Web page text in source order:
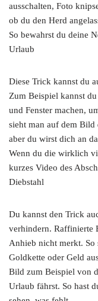
ausschalten, Foto
ob du den Herd
So bewahrst du deine
Urlaub
Diese Trick kannst du
Zum Beispiel kannst
und Fenster machen,
sieht man auf dem Bild
aber du wirst dich an
Wenn du die wirklich
kurzes Video des
Diebstahl
Du kannst den Trick
verhindern. Raffinierte
Anhieb nicht merkt. So
Goldkette oder Geld
Bild zum Beispiel von
Urlaub fährst. So hast